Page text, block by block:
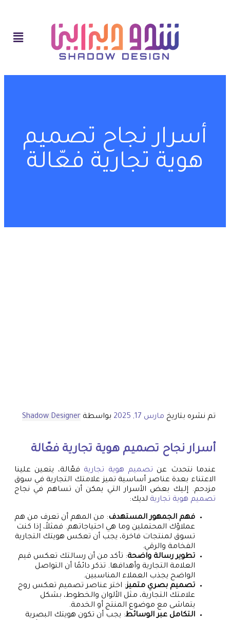
أسرار نجاح تصميم
هوية تجارية فعّالة
تم نشره بتاريخ مارس 17, 2025 بواسطة Shadow Designer
أسرار نجاح تصميم هوية تجارية فعّالة
عندما نتحدث عن تصميم هوية تجارية فعّالة، يتعين علينا
الاعتناء بعدة عناصر أساسية تميز علامتك التجارية في سوق
مزدحم. إليك بعض الأسرار التي يمكن أن تساهم في نجاح
تصميم هوية تجارية لديك:
فهم الجمهور المستهدف: من المهم أن تعرف من هم
عملاؤك المحتملين وما هي احتياجاتهم. فمثلاً، إذا كنت
تسوق لمنتجات فاخرة، يجب أن تعكس هويتك التجارية
الفخامة والرقي.
تطوير رسالة واضحة: تأكد من أن رسالتك تعكس قيم
العلامة التجارية وأهدافها. تذكر دائمًا أن التواصل
الواضح يجذب العملاء المناسبين.
تصميم بصري متميز: اختر عناصر تصميم تعكس روح
علامتك التجارية، مثل الألوان والخطوط، بشكل
يتماشى مع موضوع المنتج أو الخدمة.
التكامل عبر الوسائط: يجب أن تكون هويتك البصرية